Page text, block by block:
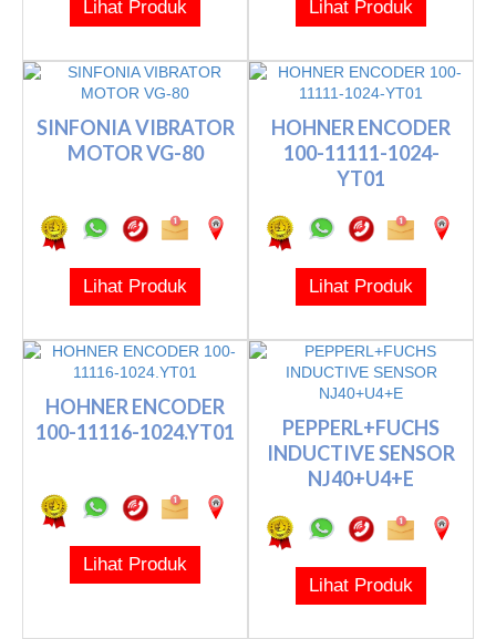
Lihat Produk Lihat Produk
SINFONIA VIBRATOR
MOTOR VG-80
Lihat Produk
HOHNER ENCODER
100-11111-1024-
YT01
Lihat Produk
HOHNER ENCODER
100-11116-1024.YT01
Lihat Produk
PEPPERL+FUCHS
INDUCTIVE SENSOR
NJ40+U4+E
Lihat Produk